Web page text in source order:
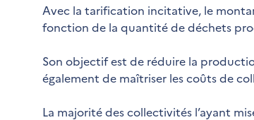
Avec la tarification incitative, le
fonction de la quantité de déchets
Son objectif est de réduire la
également de maîtriser les coûts de
La majorité des collectivités l’ayant